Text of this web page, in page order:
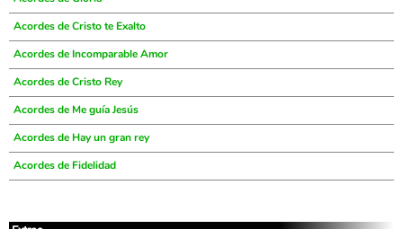
Acordes de Cristo te Exalto
Acordes de Incomparable Amor
Acordes de Cristo Rey
Acordes de Me guía Jesús
Acordes de Hay un gran rey
Acordes de Fidelidad